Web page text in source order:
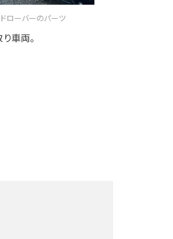
ドローバーのパーツ
車両。